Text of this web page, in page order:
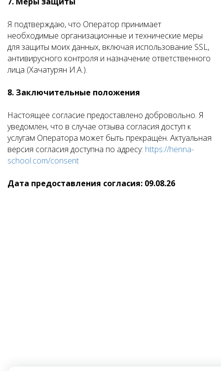
Я подтверждаю, что Оператор принимает
необходимые организационные и технические меры
для защиты моих данных, включая использование SSL,
антивирусного контроля и назначение ответственного
лица (Хачатурян И.А.).
8. Заключительные положения
Настоящее согласие предоставлено добровольно. Я
уведомлен, что в случае отзыва согласия доступ к
услугам Оператора может быть прекращён. Актуальная
версия согласия доступна по адресу: https://henna-
school.com/consent
Дата предоставления согласия: 09.08.26